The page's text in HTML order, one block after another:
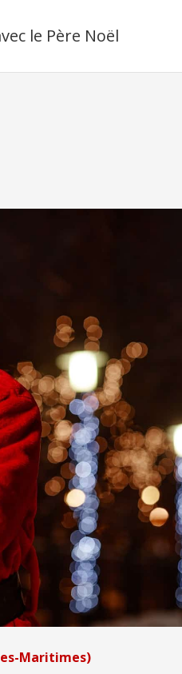
le Père Noël
Maritimes)